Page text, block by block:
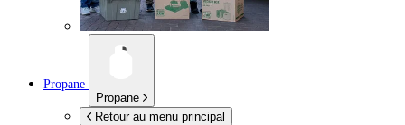
Propane
Propane
Retour au menu principal